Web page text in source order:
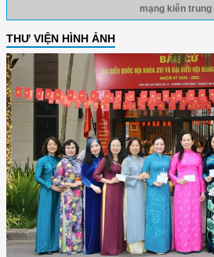
mạng kiên trung
THƯ VIỆN HÌNH ẢNH